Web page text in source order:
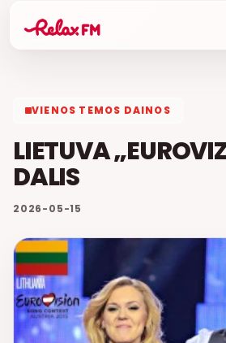
VIENOS TEMOS DAINOS
LIETUVA
DALIS
2026-05-15